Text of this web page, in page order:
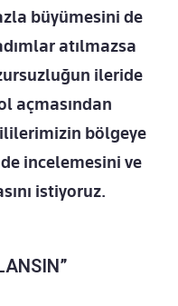
büyümesini de
atılmazsa
ileride
açmasından
bölgeye
incelemesini ve
istiyoruz.